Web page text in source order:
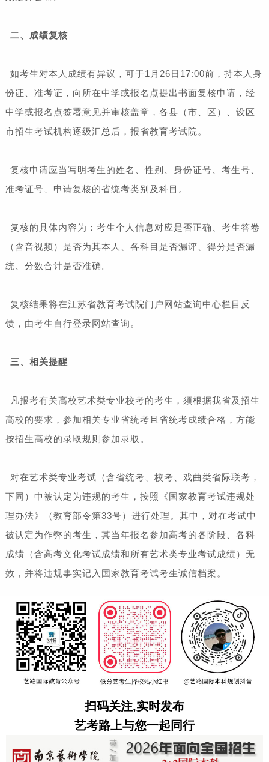
二、成绩复核
如考生对本人成绩有异议，可于1月26日17:00前，持本人身
份证、准考证，向所在中学或报名点提出书面复核申请，经
中学或报名点签署意见并审核盖章，各县（市、区）、设区
市招生考试机构逐级汇总后，报省教育考试院。
复核申请应当写明考生的姓名、性别、身份证号、考生号、
准考证号、申请复核的省统考类别及科目。
复核的具体内容为：考生个人信息对应是否正确、考生答卷
（含音视频）是否为其本人、各科目是否漏评、得分是否漏
统、分数合计是否准确。
复核结果将在江苏省教育考试院门户网站查询中心栏目反
馈，由考生自行登录网站查询。
三、相关提醒
凡报考有关高校艺术类专业校考的考生，须根据我省及招生
高校的要求，参加相关专业省统考且省统考成绩合格，方能
按招生高校的录取规则参加录取。
对在艺术类专业考试（含省统考、校考、戏曲类省际联考，
下同）中被认定为违规的考生，按照《国家教育考试违规处
理办法》（教育部令第33号）进行处理。其中，对在考试中
被认定为作弊的考生，其当年报名参加高考的各阶段、各科
成绩（含高考文化考试成绩和所有艺术类专业考试成绩）无
效，并将违规事实记入国家教育考试考生诚信档案。
扫码关注,实时发布
艺考路上与您一起同行